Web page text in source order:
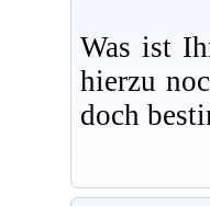
Was ist
hierzu
doch